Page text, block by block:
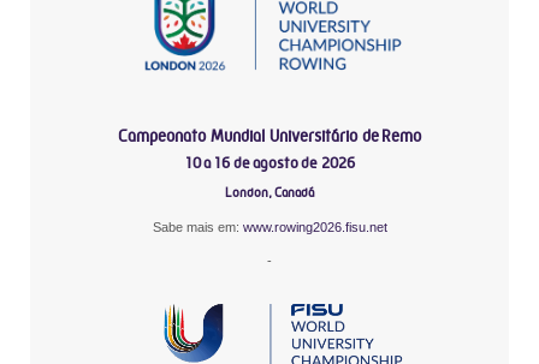
Campeonato Mundial Universitário de Remo
10 a 16 de agosto de 2026
London, Canadá
Sabe mais em: www.rowing2026.fisu.net
-